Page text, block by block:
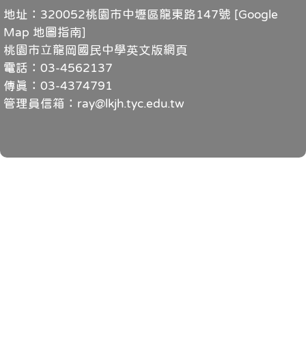
地址：320052桃園市中壢區龍東路147號 [Google
Map 地圖指南]
桃園市立龍岡國民中學英文版網頁
電話：03-4562137
傳真：03-4374791
管理員信箱：ray@lkjh.tyc.edu.tw